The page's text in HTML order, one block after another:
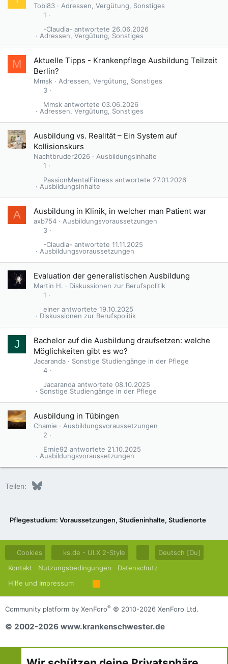
Tobi83
Adressen, Vergütung, Sonstiges
1
Adressen, Vergütung, Sonstiges
26.06.2026
-Claudia-
M
Aktuelle Tipps - Krankenpflege Ausbildung Teilzeit
Berlin?
Mmsk
Adressen, Vergütung, Sonstiges
3
Adressen, Vergütung, Sonstiges
03.06.2026
Mmsk
Ausbildung vs. Realität – Ein System auf
Kollisionskurs
Nachtbruder2026
Ausbildungsinhalte
1
Ausbildungsinhalte
27.01.2026
PassionMentalFitness
A Ausbildung in Klinik, in welcher man Patient war
axb754
Ausbildungsvoraussetzungen
3
Ausbildungsvoraussetzungen
11.11.2025
-Claudia-
Evaluation der generalistischen Ausbildung
Martin H.
Diskussionen zur Berufspolitik
1
Diskussionen zur Berufspolitik
19.10.2025
einer
J
Bachelor auf die Ausbildung draufsetzen: welche
Möglichkeiten gibt es wo?
Jacaranda
Sonstige Studiengänge in der Pflege
4
Sonstige Studiengänge in der Pflege
08.10.2025
Jacaranda
Ausbildung in Tübingen
Chamie
Ausbildungsvoraussetzungen
2
Ausbildungsvoraussetzungen
21.10.2025
Ernie92
Teilen: Bluesky
Pflegestudium: Voraussetzungen, Studieninhalte, Studienorte
Cookies ks.de - UI.X 2-Style
Deutsch [Du]
Kontakt
Nutzungsbedingungen
Datenschutz
Hilfe und Impressum
R
S
S
Community platform by XenForo® © 2010-2026 XenForo Ltd.
© 2002-2026 www.krankenschwester.de